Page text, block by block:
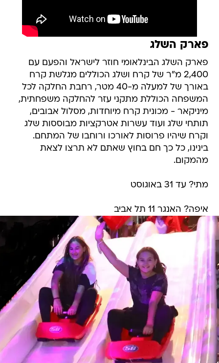
פארק השלג
פארק השלג הבינלאומי חוזר לישראל והפעם עם
2,400 מ"ר של קרח ושלג הכוללים מגלשת קרח
באורך של למעלה מ-40 מטר, רחבת החלקה לכל
המשפחה הכוללת מתקני עזר להחלקה משפחתית,
מיניקאר - מכונית קרח מיוחדות, מסלול אבובים,
תותחי שלג ועוד עשרות אטרקציות מבוססות שלג
וקרח שיהיו פרוסות לאורכו ורוחבו של המתחם.
בינינו, כל כך חם בחוץ שאתם לא תרצו לצאת
מהמקום.
מתי? עד 31 באוגוסט
איפה? האנגר 11 תל אביב